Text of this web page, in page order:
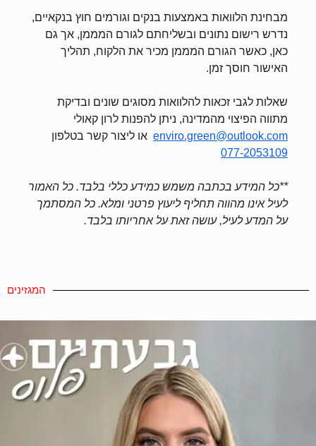
מבחינת הלוואות באמצעות בנקים וגורמים חוץ בנקאיים,
נדרש רישום נתונים ובשליחתם לגורם המממן, אך גם
כאן, כאשר הגורם המממן מכיר את הלקוח, תהליך
האישור חוסך זמן.
שאלות לגבי זכאות להלוואות מסוגים שונים ובדיקת
מתווה הפיצוי מהמדינה, ניתן להפנות לרון קאולי
enviro.green@outlook.com או ליצור קשר בטלפון
077-2053109
**כל המידע בכתבה משמש כמידע כללי בלבד. כל האמור
לעיל אינו מהווה תחליף ליעוץ פרטני ומלא. כל המסתמך
על המדע לעיל, עושה זאת על אחריותו בלבד.
המגזינים